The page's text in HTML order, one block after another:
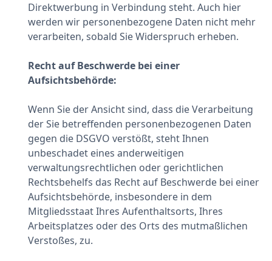
Direktwerbung in Verbindung steht. Auch hier
werden wir personenbezogene Daten nicht mehr
verarbeiten, sobald Sie Widerspruch erheben.
Recht auf Beschwerde bei einer
Aufsichtsbehörde:
Wenn Sie der Ansicht sind, dass die Verarbeitung
der Sie betreffenden personenbezogenen Daten
gegen die DSGVO verstößt, steht Ihnen
unbeschadet eines anderweitigen
verwaltungsrechtlichen oder gerichtlichen
Rechtsbehelfs das Recht auf Beschwerde bei einer
Aufsichtsbehörde, insbesondere in dem
Mitgliedsstaat Ihres Aufenthaltsorts, Ihres
Arbeitsplatzes oder des Orts des mutmaßlichen
Verstoßes, zu.